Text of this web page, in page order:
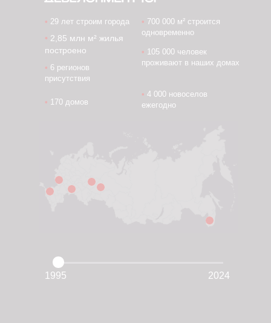
1995 2024
• 29 лет строим города
• 6 регионов
присутствия
• 170 домов
• 2,85 млн м² жилья
построено
• 700 000 м² строится
одновременно
• 105 000 человек
проживают в наших домах
• 4 000 новоселов
ежегодно